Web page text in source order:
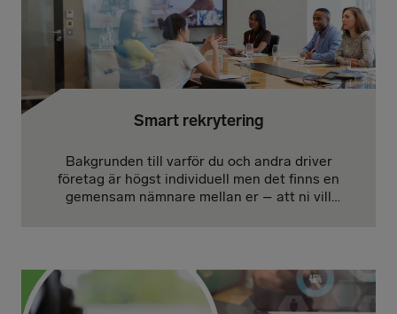
Smart rekrytering
Bakgrunden till varför du och andra driver
företag är högst individuell men det finns en
gemensam nämnare mellan er – att ni vill
till ökad konkurrenskraft och bättre
lönsamhet?